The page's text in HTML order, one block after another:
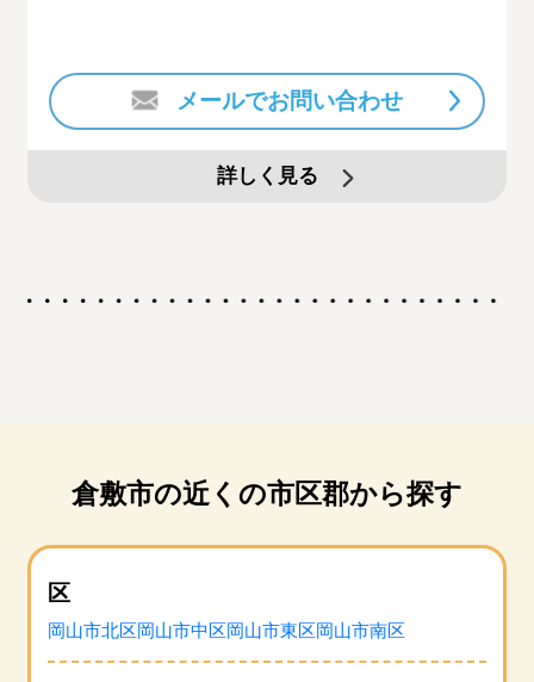
詳しく見る
メールでお問い合わせ
倉敷市の近くの市区郡から探す
区
岡山市北区岡山市中区岡山市東区岡山市南区